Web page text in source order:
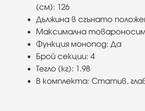
(см): 126
Дължина в сгънато
Максимална
Функция монопод: Да
Брой секции: 4
Тегло (кг): 1.98
В комплекта: Статив,